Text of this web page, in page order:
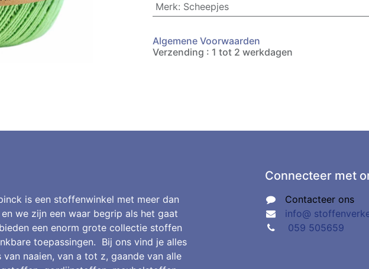
Merk: Scheepjes
Algemene Voorwaarden
Verzending : 1 tot 2 werkdagen
is een stoffenwinkel met meer dan
we zijn een waar begrip als het gaat
een enorm grote collectie stoffen
toepassingen. Bij ons vind je alles
naaien, van a tot z, gaande van alle
Connecteer met
Contacteer ons
info@
059 505659